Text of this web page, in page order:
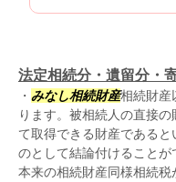
法定相続分・遺留分・
・ みなし相続財産相続財産
ります。被相続人の直接
て取得できる財産である
のとして結論付けることが
本来の相続財産同様相続税